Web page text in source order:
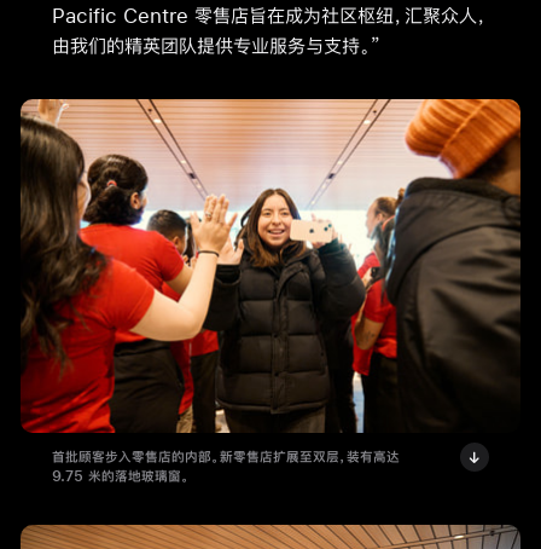
Pacific Centre 零售店旨在成为社区枢纽，汇聚众人，
由我们的精英团队提供专业服务与支持。”
首批顾客步入零售店的内部。新零售店扩展至双层，装有高达
9.75 米的落地玻璃窗。